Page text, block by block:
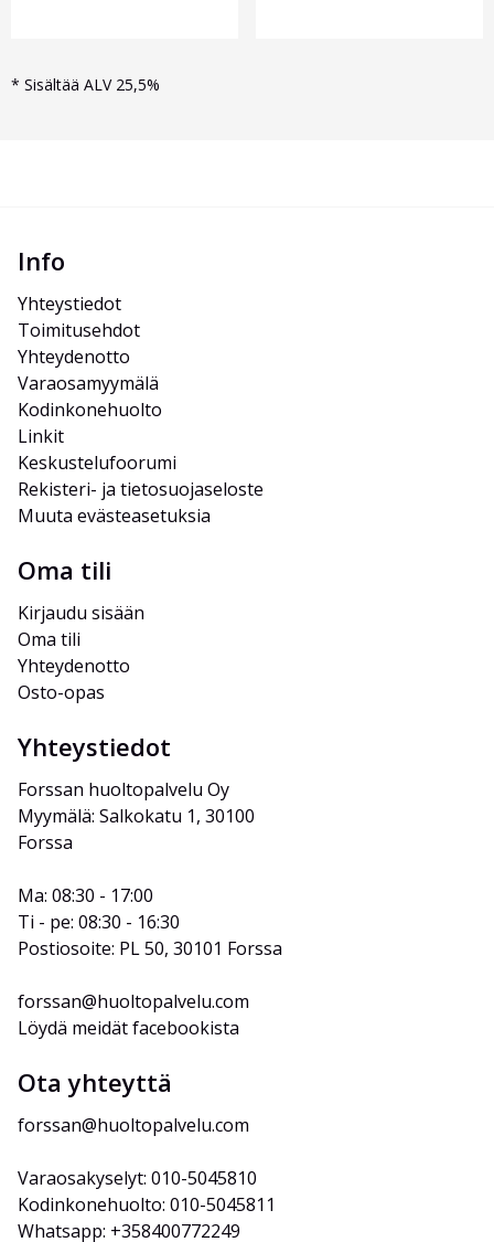
* Sisältää ALV 25,5%
Info
Yhteystiedot
Toimitusehdot
Yhteydenotto
Varaosamyymälä
Kodinkonehuolto
Linkit
Keskustelufoorumi
Rekisteri- ja tietosuojaseloste
Muuta evästeasetuksia
Oma tili
Kirjaudu sisään
Oma tili
Yhteydenotto
Osto-opas
Yhteystiedot
Forssan huoltopalvelu Oy
Myymälä: Salkokatu 1, 30100
Forssa
Ma: 08:30 - 17:00
Ti - pe: 08:30 - 16:30
Postiosoite: PL 50, 30101 Forssa
forssan@huoltopalvelu.com
Löydä meidät facebookista
Ota yhteyttä
forssan@huoltopalvelu.com
Varaosakyselyt: 010-5045810
Kodinkonehuolto: 010-5045811
Whatsapp: +358400772249